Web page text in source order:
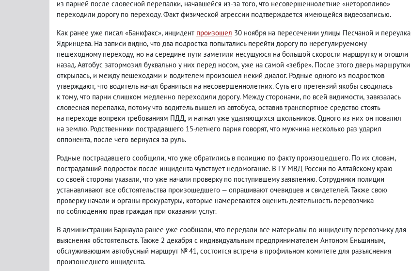
из парней после словесной перепалки, начавшейся из-за того, что несовершеннолетние «неторопливо»
переходили дорогу по переходу. Факт физической агрессии подтверждается имеющейся видеозаписью.
Как ранее уже писал «Банкфакс», инцидент произошел 30 ноября на пересечении улицы Песчаной и переулка
Ядринцева. На записи видно, что два подростка попытались перейти дорогу по нерегулируемому
пешеходному переходу, но на середине пути заметили несущуюся на большой скорости маршрутку и отошли
назад. Автобус затормозил буквально у них перед носом, уже на самой «зебре». После этого дверь маршрутки
открылась, и между пешеходами и водителем произошел некий диалог. Родные одного из подростков
утверждают, что водитель начал браниться на несовершеннолетних. Суть его претензий якобы сводилась
к тому, что парни слишком медленно переходили дорогу. Между сторонами, по всей видимости, завязалась
словесная перепалка, потому что водитель вышел из автобуса, оставив транспортное средство стоять
на переходе вопреки требованиям ПДД, и нагнал уже удаляющихся школьников. Одного из них он повалил
на землю. Родственники пострадавшего 15-летнего парня говорят, что мужчина несколько раз ударил
оппонента, после чего вернулся за руль.
Родные пострадавшего сообщили, что уже обратились в полицию по факту произошедшего. По их словам,
пострадавший подросток после инцидента чувствует недомогание. В ГУ МВД России по Алтайскому краю
со своей стороны указали, что уже начали проверку по поступившему заявлению. Сотрудники полиции
устанавливают все обстоятельства произошедшего — опрашивают очевидцев и свидетелей. Также свою
проверку начали и органы прокуратуры, которые намереваются оценить деятельность перевозчика
по соблюдению прав граждан при оказании услуг.
В администрации Барнаула ранее уже сообщали, что передали все материалы по инциденту перевозчику для
выяснения обстоятельств. Также 2 декабря с индивидуальным предпринимателем Антоном Еньшиным,
обслуживающим автобусный маршрут № 41, состоится встреча в профильном комитете для разъяснения
произошедшего инцидента.